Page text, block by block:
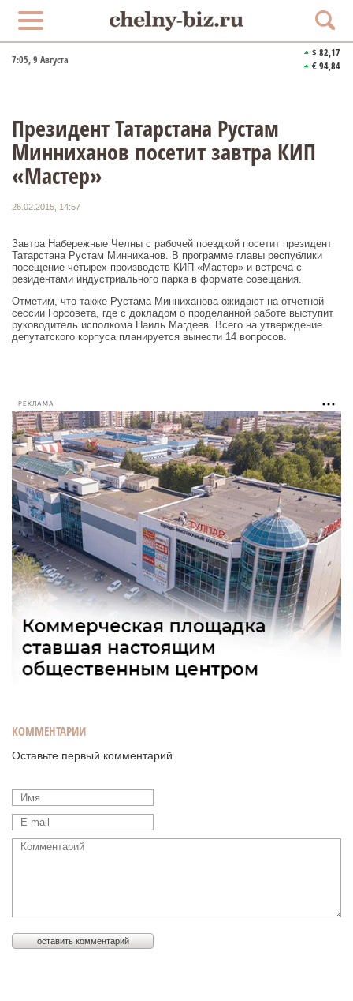
7:05, 9 Августа
$ 82,17
€ 94,84
Президент Татарстана Рустам
Минниханов посетит завтра КИП
«Мастер»
26.02.2015, 14:57
Завтра Набережные Челны с рабочей поездкой посетит президент
Татарстана Рустам Минниханов. В программе главы республики
посещение четырех производств КИП «Мастер» и встреча с
резидентами индустриального парка в формате совещания.
Отметим, что также Рустама Минниханова ожидают на отчетной
сессии Горсовета, где с докладом о проделанной работе выступит
руководитель исполкома Наиль Магдеев. Всего на утверждение
депутатского корпуса планируется вынести 14 вопросов.
РЕКЛАМА
КОММЕНТАРИИ
Оставьте первый комментарий